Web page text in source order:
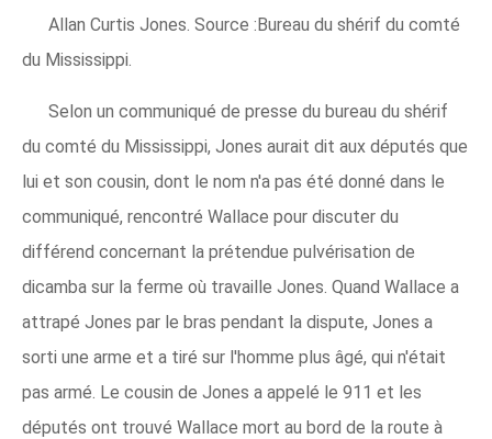
Allan Curtis Jones. Source :Bureau du shérif du comté
du Mississippi.
Selon un communiqué de presse du bureau du shérif
du comté du Mississippi, Jones aurait dit aux députés que
lui et son cousin, dont le nom n'a pas été donné dans le
communiqué, rencontré Wallace pour discuter du
différend concernant la prétendue pulvérisation de
dicamba sur la ferme où travaille Jones. Quand Wallace a
attrapé Jones par le bras pendant la dispute, Jones a
sorti une arme et a tiré sur l'homme plus âgé, qui n'était
pas armé. Le cousin de Jones a appelé le 911 et les
députés ont trouvé Wallace mort au bord de la route à